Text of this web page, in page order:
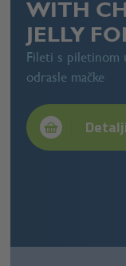
WITH
JELLY
Fileti s piletinom
odrasle mačke